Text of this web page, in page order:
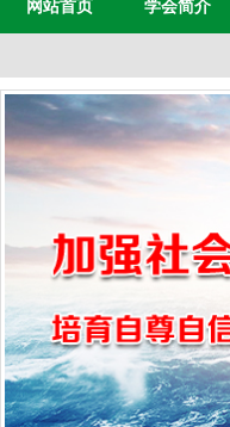
网站首页 学会简介